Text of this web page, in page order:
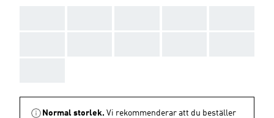
Normal storlek. Vi rekommenderar att du beställer